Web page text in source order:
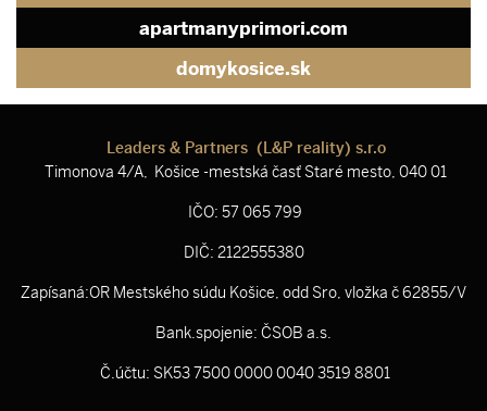
apartmanyprimori.com
domykosice.sk
Leaders & Partners (L&P reality) s.r.o
Timonova 4/A, Košice -mestská časť Staré mesto, 040 01
IČO: 57 065 799
DIČ: 2122555380
Zapísaná:OR Mestského súdu Košice, odd Sro, vložka č 62855/V
Bank.spojenie: ČSOB a.s.
Č.účtu: SK53 7500 0000 0040 3519 8801